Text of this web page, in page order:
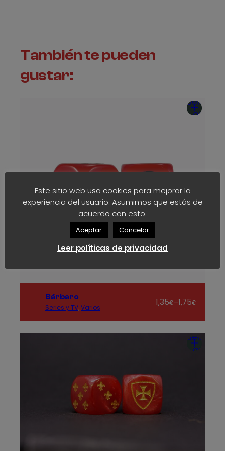
También te pueden
gustar:
Bárbaro
Series y TV, Varios
1,35€–1,75€
Rango
precios:
desde
Este sitio web usa cookies para mejorar la
experiencia del usuario. Asumimos que estás de
acuerdo con esto.
Aceptar Cancelar
Leer políticas de privacidad